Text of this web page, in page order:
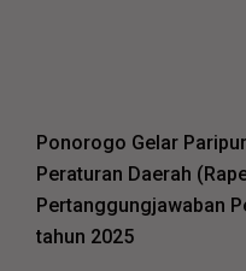
Ponorogo Gelar
Peraturan Daerah
Pertanggungjawaban
tahun 2025